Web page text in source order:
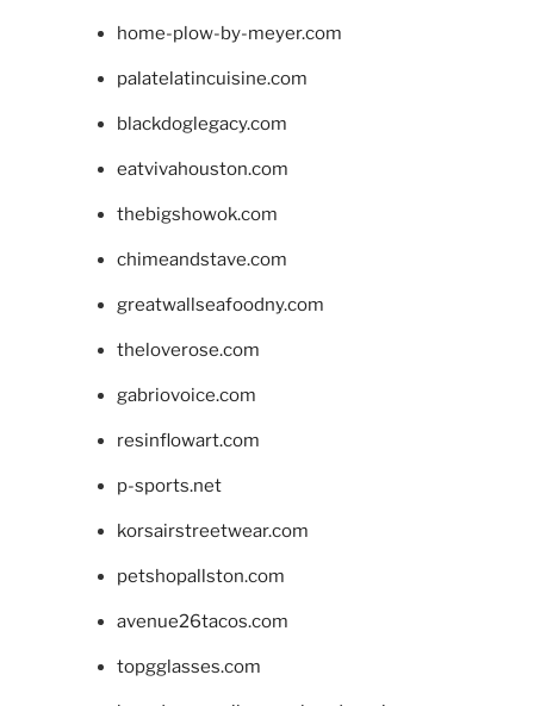
home-plow-by-meyer.com
palatelatincuisine.com
blackdoglegacy.com
eatvivahouston.com
thebigshowok.com
chimeandstave.com
greatwallseafoodny.com
theloverose.com
gabriovoice.com
resinflowart.com
p-sports.net
korsairstreetwear.com
petshopallston.com
avenue26tacos.com
topgglasses.com